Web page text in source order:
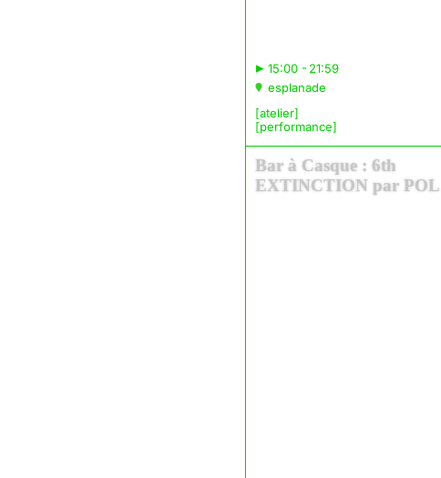
▸15:00 - 21:59
esplanade
[atelier]
[performance]
Bar à Casque : 6th
EXTINCTION par POL